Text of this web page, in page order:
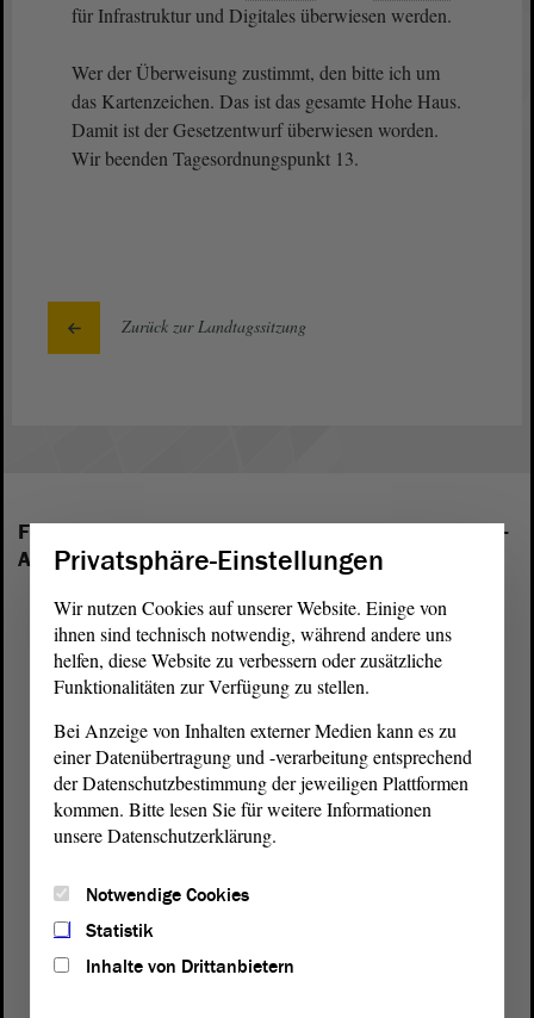
für Infrastruktur und Digitales überwiesen werden.
Wer der Überweisung zustimmt, den bitte ich um
das Kartenzeichen. Das ist das gesamte Hohe Haus.
Damit ist der Gesetzentwurf überwiesen worden.
Wir beenden Tagesordnungspunkt 13.
Zurück zur Landtagssitzung
Folgende Fraktionen sind im Landtag von Sachsen-
Anhalt vertreten:
Privatsphäre-Einstellungen
Wir nutzen Cookies auf unserer Website. Einige von
ihnen sind technisch notwendig, während andere uns
helfen, diese Website zu verbessern oder zusätzliche
Funktionalitäten zur Verfügung zu stellen.
Bei Anzeige von Inhalten externer Medien kann es zu
einer Datenübertragung und -verarbeitung entsprechend
der Datenschutzbestimmung der jeweiligen Plattformen
kommen. Bitte lesen Sie für weitere Informationen
unsere Datenschutzerklärung.
Notwendige Cookies
Statistik
Inhalte von Drittanbietern